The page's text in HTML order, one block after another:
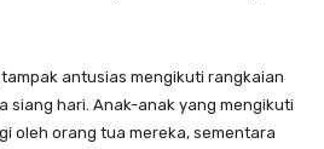
antusias mengikuti rangkaian
siang hari. Anak-anak yang mengikuti
oleh orang tua mereka, sementara